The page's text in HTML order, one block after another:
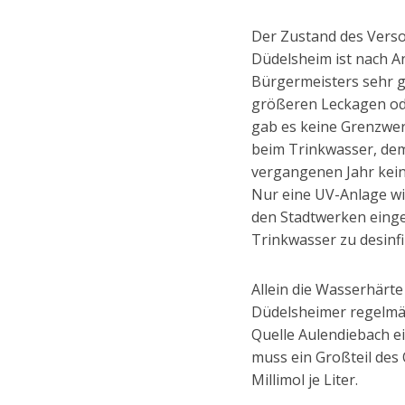
Der Zustand des
Düdelsheim ist nach
Bürgermeisters sehr
größeren Leckagen
gab es keine
beim Trinkwasser,
vergangenen Jahr
Nur eine UV-Anlage
den Stadtwerken
Trinkwasser zu
Allein die
Düdelsheimer
Quelle Aulendiebach
muss ein Großteil
Millimol je Liter.